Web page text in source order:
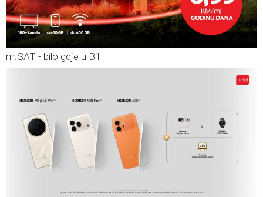
m:SAT - bilo gdje u BiH